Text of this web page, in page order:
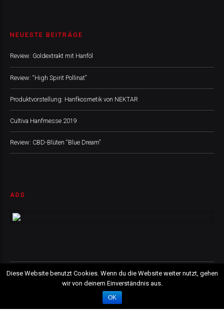
NEUESTE BEITRÄGE
Review: Goldextrakt mit Hanföl
Review: “High Spirit Pollinat”
Produktvorstellung: Hanfkosmetik von NEKTAR
Cultiva Hanfmesse 2019
Review: CBD-Blüten “Blue Dream”
ADS
CBD GUIDE AUSTRIA, 2019 © All Rights Reserved
About us
Diese Website benutzt Cookies. Wenn du die Website weiter nutzt, gehen
wir von deinem Einverständnis aus.
OK